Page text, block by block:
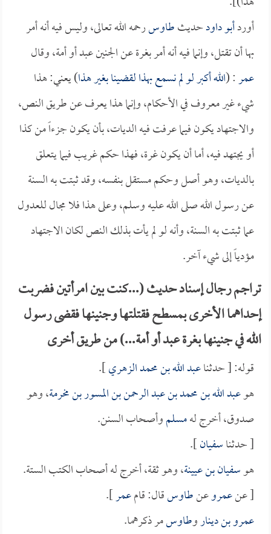
أوردأبو داودحديثطاوسرحمه الله تعالى، وليس فيه أنه أمر
بها أن تقتل، وإنما فيه أنه أمر بغرة عن الجنين عبد أو أمة، وقال
عمر: (الله أكبر لو لم نسمع بهذا لقضينا بغير هذا) يعني: هذا
شيء غير معروف في الأحكام، وإنما هذا يعرف عن طريق النص،
والاجتهاد يكون فيما عرفت فيه الديات، بأن يكون جزءاً من كذا
أو يجتهد فيه، أما أن يكون غرة، فهذا حكم غريب فيما يتعلق
بالديات، وهو أصل وحكم مستقل بنفسه، وقد ثبتت به السنة
عن رسول الله صلى الله عليه وسلم، وعلى هذا فلا مجال للعدول
عما ثبتت به السنة، وأنه لو لم يأت بذلك النص لكان الاجتهاد
مؤدياً إلى شيء آخر.
تراجم رجال إسناد حديث (...كنت بين امرأتين فضربت
إحداهما الأخرى بمسطح فقتلتها وجنينها فقضى رسول
الله في جنينها بغرة عبد أو أمة...) من طريق أخرى
قوله: [ حدثناعبد الله بن محمد الزهري].
هوعبد الله بن محمد بن عبد الرحمن بن المسور بن مخرمة، وهو
صدوق، أخرج لهمسلموأصحاب السنن.
[ حدثناسفيان].
هوسفيان بن عيينة، وهو ثقة، أخرج له أصحاب الكتب الستة.
[ عنعمروعنطاوسقال: قامعمر].
عمرو بن ديناروطاوسمر ذكرهما.